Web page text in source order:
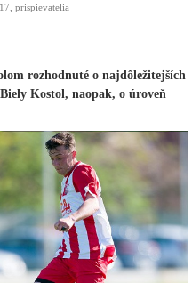
prispievatelia
rozhodnuté o najdôležitejších
Kostol, naopak, o úroveň